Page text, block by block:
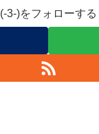
(-3-)をフォローする